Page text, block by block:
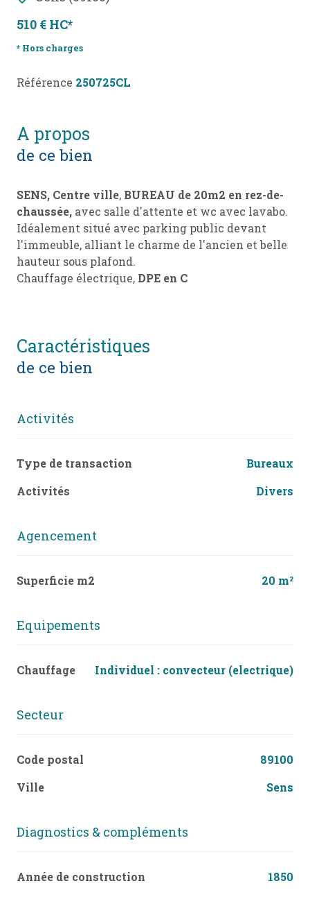
510 € HC*
* Hors charges
Référence 250725CL
a propos
de ce bien
SENS, Centre ville, BUREAU de 20m2 en rez-de-
chaussée, avec salle d'attente et wc avec lavabo.
Idéalement situé avec parking public devant
l'immeuble, alliant le charme de l'ancien et belle
hauteur sous plafond.
Chauffage électrique, DPE en C
caractéristiques
de ce bien
Activités
Type de transaction
Bureaux
Activités
Divers
Agencement
Superficie m2 20 m²
Equipements
Chauffage individuel : convecteur (electrique)
Secteur
Code postal
89100
Ville
Sens
Diagnostics & compléments
Année de construction 1850